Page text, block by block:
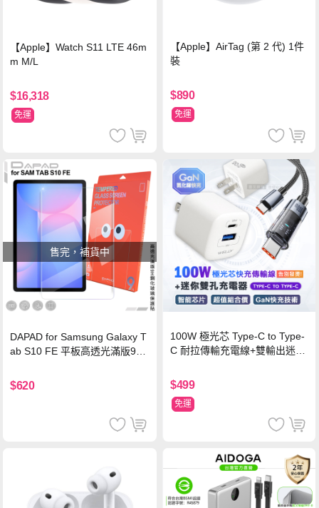
【Apple】Watch S11 LTE 46m
m M/L
$16,318
免運
【Apple】AirTag (第 2 代) 1件
裝
$890
免運
售完，補貨中
DAPAD for Samsung Galaxy T
ab S10 FE 平板高透光滿版9H
$620
100W 極光芯 Type-C to Type-
C 耐拉傳輸充電線+雙輸出迷你
$499
免運